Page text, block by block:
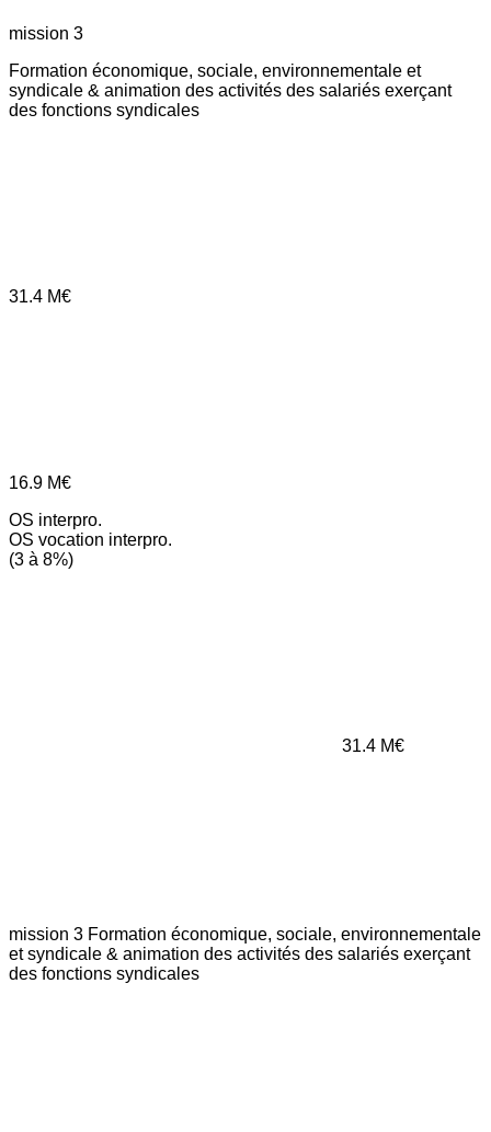
mission 3
Formation économique, sociale, environnementale et
syndicale & animation des activités des salariés exerçant
des fonctions syndicales
31.4 M€
16.9 M€
OS interpro.
OS vocation interpro.
(3 à 8%)
31.4 M€
mission 3 Formation économique, sociale, environnementale
et syndicale & animation des activités des salariés exerçant
des fonctions syndicales